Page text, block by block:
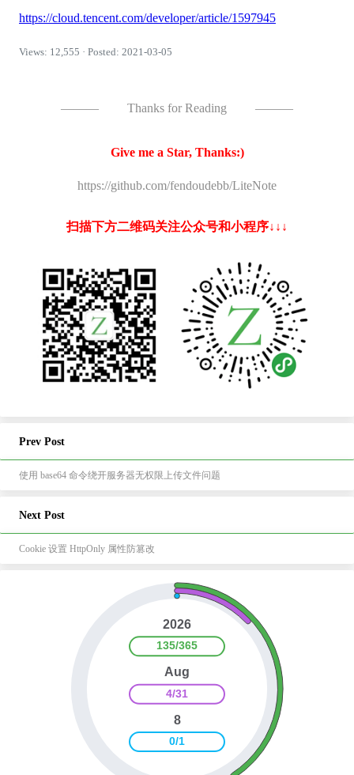
https://cloud.tencent.com/developer/article/1597945
Views: 12,555 · Posted: 2021-03-05
——— Thanks for Reading ———
Give me a Star, Thanks:)
https://github.com/fendoudebb/LiteNote
扫描下方二维码关注公众号和小程序↓↓↓
Prev Post
使用 base64 命令绕开服务器无权限上传文件问题
Next Post
Cookie 设置 HttpOnly 属性防篡改